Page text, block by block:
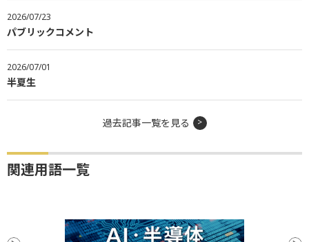
2026/07/23
パブリックコメント
2026/07/01
半夏生
過去記事一覧を見る
関連用語一覧